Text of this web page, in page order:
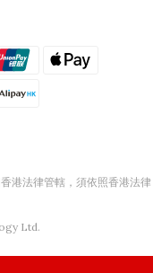
港法律管轄，須依照香港法律
Ltd.